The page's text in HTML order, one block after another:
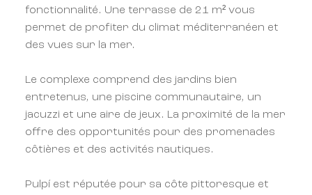
fonctionnalité. Une terrasse de 21 m² vous
permet de profiter du climat méditerranéen et
des vues sur la mer.
Le complexe comprend des jardins bien
entretenus, une piscine communautaire, un
jacuzzi et une aire de jeux. La proximité de la mer
offre des opportunités pour des promenades
côtières et des activités nautiques.
Pulpí est réputée pour sa côte pittoresque et